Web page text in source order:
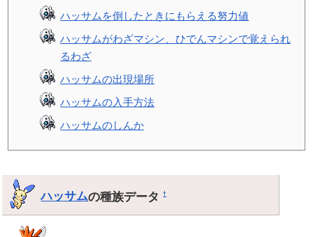
ハッサムを倒したときにもらえる努力値
ハッサムがわざマシン、ひでんマシンで覚えられ
るわざ
ハッサムの出現場所
ハッサムの入手方法
ハッサムのしんか
ハッサムの種族データ†